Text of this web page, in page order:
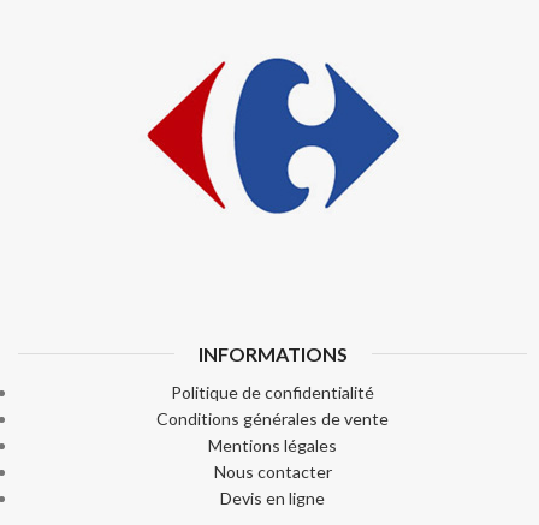
INFORMATIONS
Politique de confidentialité
Conditions générales de vente
Mentions légales
Nous contacter
Devis en ligne